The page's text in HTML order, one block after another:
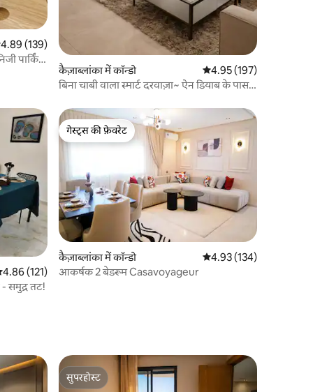
रेटिंग 5 में से 4.89, 139 समीक्षाएँ
4.89 (139)
पार्किंग
कैज़ाब्लांका में कॉन्डो औसत रेटिंग 5 में से 4.95,
4.95 (197)
बिना चाबी वाला स्मार्ट दरवाज़ा~ ऐन डियाब के पास ~
रेटिंग 5 में से 4.86, 121 समीक्षाएँ
4.86 (121)
समुद्र तट!
गेस्ट्स की फ़ेवरेट
गेस्ट्स की फ़ेवरेट
कैज़ाब्लांका में कॉन्डो औसत रेटिंग 5 में से 4.93,
4.93 (134)
आकर्षक 2 बेडरूम Casavoyageur
सुपरहोस्ट
सुपरहोस्ट